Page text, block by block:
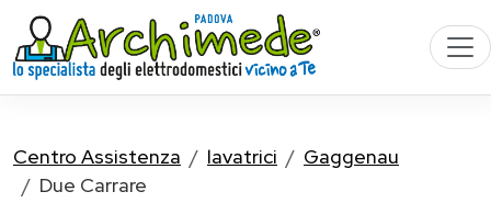
Centro Assistenza lavatrici
Gaggenau
Due Carrare